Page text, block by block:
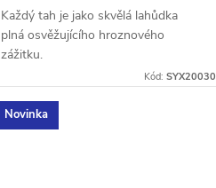
Každý tah je jako skvělá lahůdka
plná osvěžujícího hroznového
zážitku.
Kód: SYX20030
Novinka